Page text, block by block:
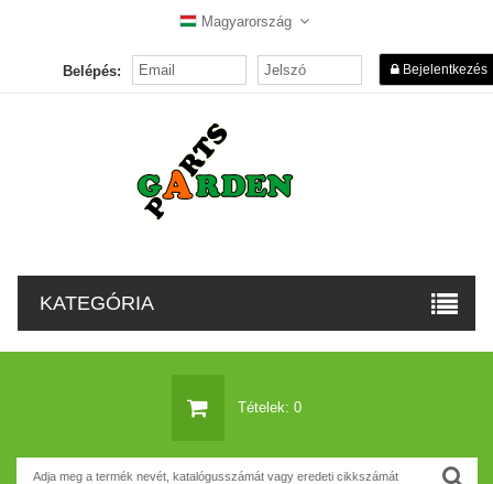
Magyarország
Belépés: Bejelentkezés
KATEGÓRIA
Tételek: 0